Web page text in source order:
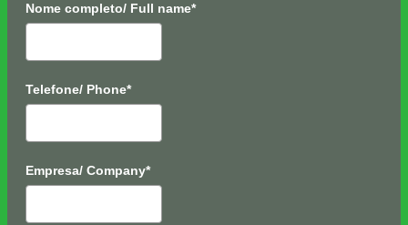
Nome completo/ Full name*
Telefone/ Phone*
Empresa/ Company*